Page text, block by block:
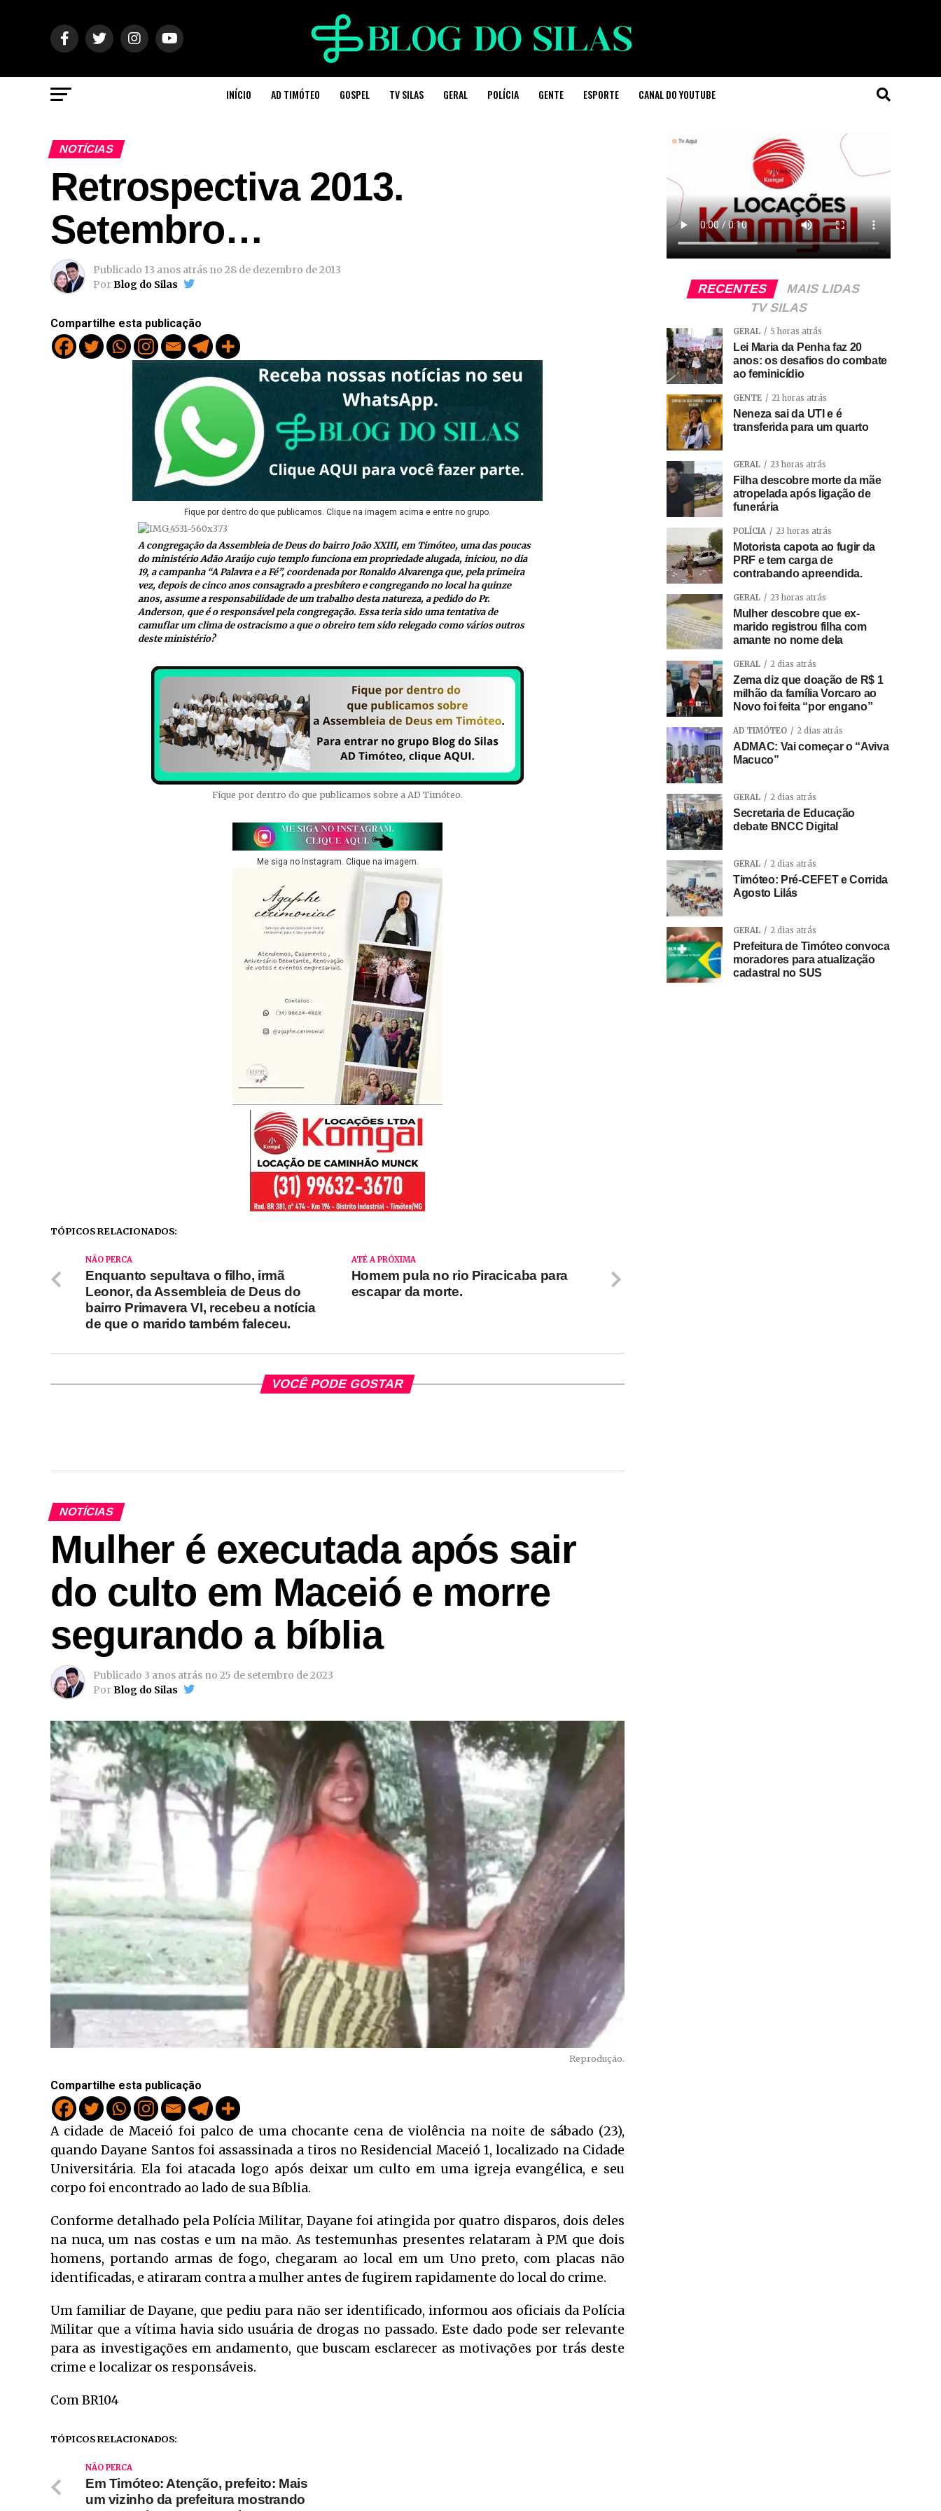
INÍCIO AD TIMÓTEO GOSPEL TV SILAS GERAL POLÍCIA GENTE ESPORTE CANAL DO YOUTUBE
NOTÍCIAS
Retrospectiva 2013.
Setembro…
Publicado 13 anos atrás no 28 de dezembro de 2013
PorBlog do Silas
Compartilhe esta publicação
Fique por dentro do que publicamos. Clique na imagem acima e entre no grupo.
A congregação da Assembleia de Deus do bairro João XXIII, em Timóteo, uma das poucas
do ministério Adão Araújo cujo templo funciona em propriedade alugada, iniciou, no dia
19, a campanha “A Palavra e a Fé”, coordenada por Ronaldo Alvarenga que, pela primeira
vez, depois de cinco anos consagrado a presbítero e congregando no local ha quinze
anos, assume a responsabilidade de um trabalho desta natureza, a pedido do Pr.
Anderson, que é o responsável pela congregação. Essa teria sido uma tentativa de
camuflar um clima de ostracismo a que o obreiro tem sido relegado como vários outros
deste ministério?
Fique por dentro do que publicamos sobre a AD Timóteo.
Me siga no Instagram. Clique na imagem.
TÓPICOS RELACIONADOS:
ATÉ A PRÓXIMA
Homem pula no rio Piracicaba para
escapar da morte.
NÃO PERCA
Enquanto sepultava o filho, irmã
Leonor, da Assembleia de Deus do
bairro Primavera VI, recebeu a notícia
de que o marido também faleceu.
VOCÊ PODE GOSTAR
NOTÍCIAS
Mulher é executada após sair
do culto em Maceió e morre
segurando a bíblia
Publicado 3 anos atrás no 25 de setembro de 2023
PorBlog do Silas
Reprodução.
Compartilhe esta publicação
A cidade de Maceió foi palco de uma chocante cena de violência na noite de sábado (23),
quando Dayane Santos foi assassinada a tiros no Residencial Maceió 1, localizado na Cidade
Universitária. Ela foi atacada logo após deixar um culto em uma igreja evangélica, e seu
corpo foi encontrado ao lado de sua Bíblia.
Conforme detalhado pela Polícia Militar, Dayane foi atingida por quatro disparos, dois deles
na nuca, um nas costas e um na mão. As testemunhas presentes relataram à PM que dois
homens, portando armas de fogo, chegaram ao local em um Uno preto, com placas não
identificadas, e atiraram contra a mulher antes de fugirem rapidamente do local do crime.
Um familiar de Dayane, que pediu para não ser identificado, informou aos oficiais da Polícia
Militar que a vítima havia sido usuária de drogas no passado. Este dado pode ser relevante
para as investigações em andamento, que buscam esclarecer as motivações por trás deste
crime e localizar os responsáveis.
Com BR104
TÓPICOS RELACIONADOS:
NÃO PERCA
Em Timóteo: Atenção, prefeito: Mais
um vizinho da prefeitura mostrando
RECENTES
MAIS LIDAS
TV SILAS
GERAL 5 horas atrás
Lei Maria da Penha faz 20
anos: os desafios do combate
ao feminicídio
GENTE 21 horas atrás
Neneza sai da UTI e é
transferida para um quarto
GERAL 23 horas atrás
Filha descobre morte da mãe
atropelada após ligação de
funerária
POLÍCIA 23 horas atrás
Motorista capota ao fugir da
PRF e tem carga de
contrabando apreendida.
GERAL 23 horas atrás
Mulher descobre que ex-
marido registrou filha com
amante no nome dela
GERAL 2 dias atrás
Zema diz que doação de R$ 1
milhão da família Vorcaro ao
Novo foi feita “por engano”
AD TIMÓTEO 2 dias atrás
ADMAC: Vai começar o “Aviva
Macuco”
GERAL 2 dias atrás
Secretaria de Educação
debate BNCC Digital
GERAL 2 dias atrás
Timóteo: Pré-CEFET e Corrida
Agosto Lilás
GERAL 2 dias atrás
Prefeitura de Timóteo convoca
moradores para atualização
cadastral no SUS